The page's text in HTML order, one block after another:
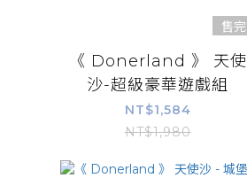
售完
《 Donerland 》 天使
沙-超級豪華遊戲組
NT$1,584
NT$1,980